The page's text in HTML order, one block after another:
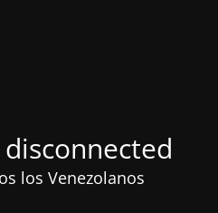
los Venezolanos